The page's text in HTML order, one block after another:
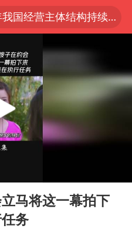
上半年我国经营主体结构持续优化
棘2026》阵容官宣
国足U17与阿森纳决赛取消 并列冠军
小学教师减少13.19万
兵把枪口对准中国记者
部队连曝丑闻
马将这一幕拍下
务